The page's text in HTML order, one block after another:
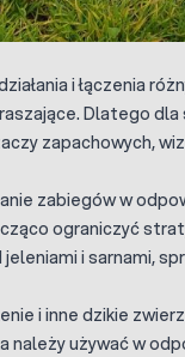
i łączenia
Dlatego
zapachowych,
zabiegów w
ograniczyć
i sarnami,
i inne dzikie
należy używać w